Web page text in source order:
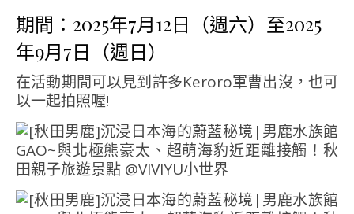
期間：2025年7月12日（週六）至2025
年9月7日（週日）
在活動期間可以見到許多Keroro軍曹出沒，也可
以一起拍照喔!